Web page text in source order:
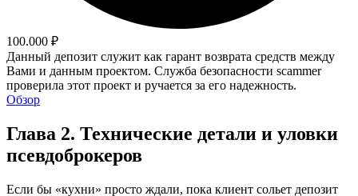
100.000 ₽
Данный депозит служит как гарант возврата средств между
Вами и данным проектом. Служба безопасности scammer
проверила этот проект и ручается за его надежность.
Обзор
Глава 2. Технические детали и уловки
псевдоброкеров
Если бы «кухни» просто ждали, пока клиент сольет депозит